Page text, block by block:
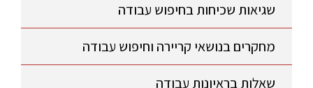
שגיאות שכיחות בחיפוש עבודה
מחקרים בנושאי קריירה וחיפוש עבודה
שאלות בראיונות עבודה